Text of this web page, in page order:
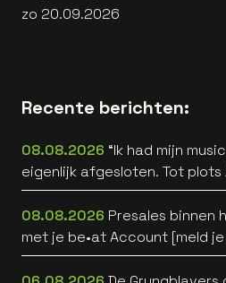
zo 20.09.2026
Recente berichten:
08.08.2026 “Ik had mijn
eigenlijk afgesloten. Tot plots
Verlinde belde” [interview]
08.08.2026 Presales binnen
met je be•at Account [meld